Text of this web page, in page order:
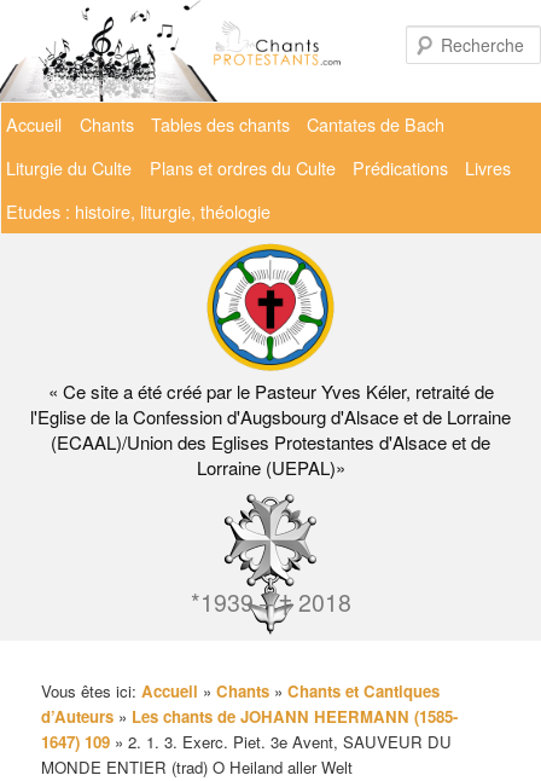
contenu
principal
« Ce site a été créé par le Pasteur Yves Kéler, retraité de
l'Eglise de la Confession d'Augsbourg d'Alsace et de Lorraine
(ECAAL)/Union des Eglises Protestantes d'Alsace et de
Lorraine (UEPAL)»
*1939 – † 2018
Menu
Accueil Chants Tables des chants
Cantates de Bach
Liturgie du Culte
Plans et ordres du Culte Prédications
Livres
Etudes : histoire, liturgie, théologie
Vous êtes ici:Accueil »Chants »Chants et Cantiques
d’Auteurs » Les chants de JOHANN HEERMANN (1585-
1647) 109 »2. 1. 3. Exerc. Piet. 3e Avent, SAUVEUR DU
MONDE ENTIER (trad) O Heiland aller Welt